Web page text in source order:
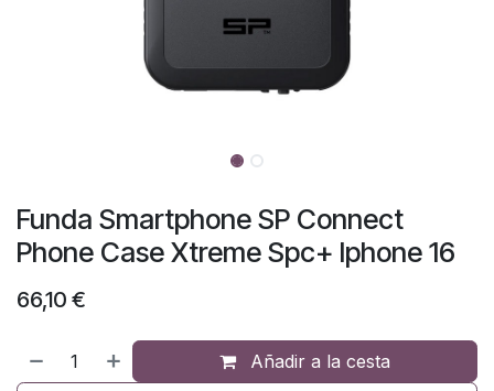
Funda Smartphone SP Connect
Phone Case Xtreme Spc+ Iphone 16
66,10 €
Añadir a la cesta